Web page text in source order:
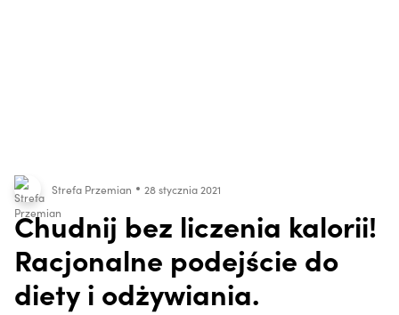
Strefa Przemian 28 stycznia 2021
Chudnij bez liczenia kalorii!
Racjonalne podejście do
diety i odżywiania.